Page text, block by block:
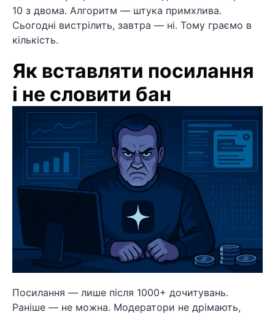
10 з двома. Алгоритм — штука примхлива.
Сьогодні вистрілить, завтра — ні. Тому граємо в
кількість.
Як вставляти посилання
і не словити бан
Посилання — лише після 1000+ дочитувань.
Раніше — не можна. Модератори не дрімають,